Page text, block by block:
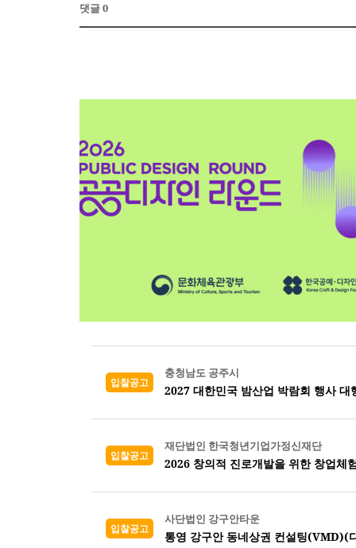
댓글 0
입찰공고
충청남도 공주시
2027 대한민국 밤산업 박람회 행사 대
입찰공고
재단법인 한국청년기업가정신재단
2026 창의적 진로개발을 위한 창업체
입찰공고
사단법인 강구안타운
통영 강구안 동네상권 컨설팅(VMD)(